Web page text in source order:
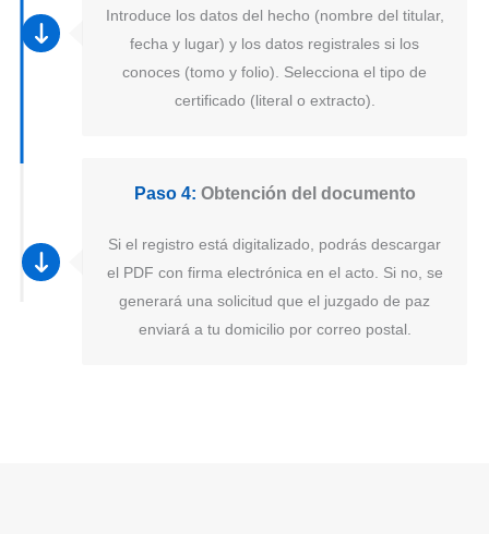
Introduce los datos del hecho (nombre del titular,
fecha y lugar) y los datos registrales si los
conoces (tomo y folio). Selecciona el tipo de
certificado (literal o extracto).
Paso 4: Obtención del documento
Si el registro está digitalizado, podrás descargar
el PDF con firma electrónica en el acto. Si no, se
generará una solicitud que el juzgado de paz
enviará a tu domicilio por correo postal.